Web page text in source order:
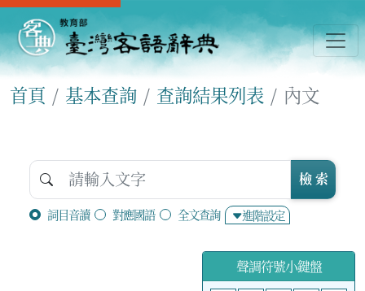
首頁 基本查詢 查詢結果列表 內文
詞目音讀 對應國語 全文查詢 進階設定
檢 索
聲調符號小鍵盤